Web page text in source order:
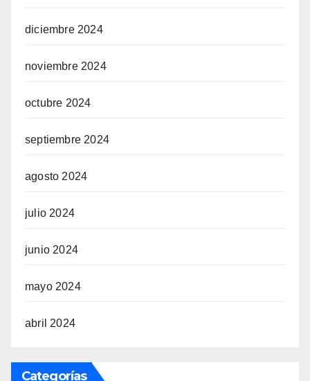
diciembre 2024
noviembre 2024
octubre 2024
septiembre 2024
agosto 2024
julio 2024
junio 2024
mayo 2024
abril 2024
Categorías